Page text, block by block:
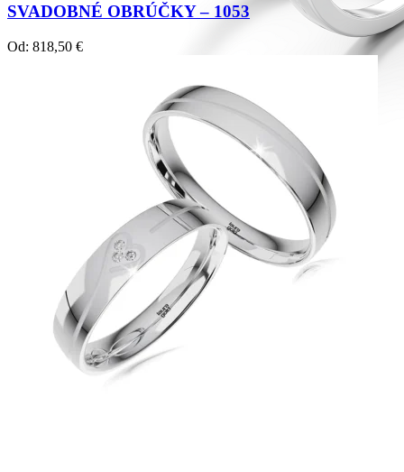
Diamond Line
Zásnubné prstne z kolekcie Diamonds line.
SVADOBNÉ OBRÚČKY – 1053
Od: 818,50 €